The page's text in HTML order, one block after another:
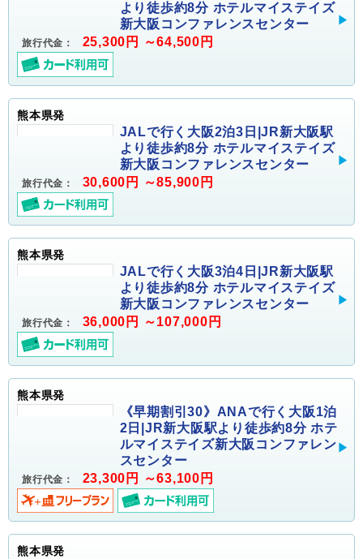
より徒歩約8分 ホテルマイステイズ
新大阪コンファレンスセンター
旅行代金： 25,300円 ～64,500円
熊本県発
JALで行く大阪2泊3日|JR新大阪駅
より徒歩約8分 ホテルマイステイズ
新大阪コンファレンスセンター
旅行代金： 30,600円 ～85,900円
熊本県発
JALで行く大阪3泊4日|JR新大阪駅
より徒歩約8分 ホテルマイステイズ
新大阪コンファレンスセンター
旅行代金： 36,000円 ～107,000円
熊本県発
《早期割引30》ANAで行く大阪1泊
2日|JR新大阪駅より徒歩約8分 ホテ
ルマイステイズ新大阪コンファレン
スセンター
旅行代金： 23,300円 ～63,100円
熊本県発